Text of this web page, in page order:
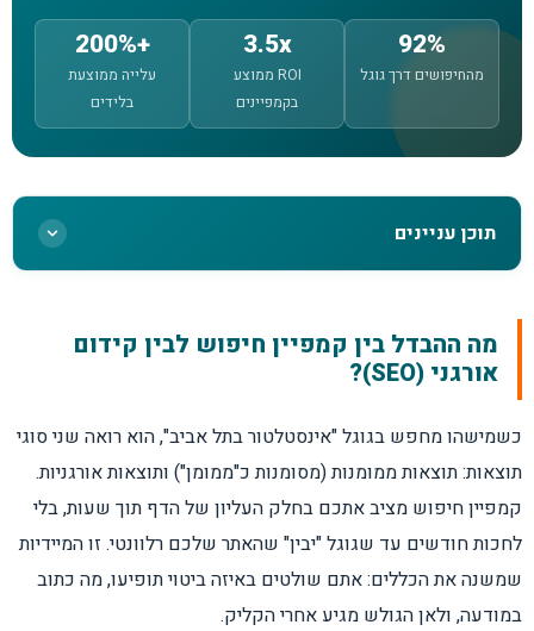
92%
מהחיפושים דרך גוגל
3.5x
ROI ממוצע
בקמפיינים
+200%
עלייה ממוצעת
בלידים
תוכן עניינים
מהו קמפיין חיפוש ולמי הוא מתאים?
השוואה: חיפוש מול סוגי קמפיינים אחרים
מה ההבדל בין קמפיין חיפוש לבין קידום
אורגני (SEO)?
כשמישהו מחפש בגוגל "אינסטלטור בתל אביב", הוא רואה שני סוגי
תוצאות: תוצאות ממומנות (מסומנות כ"ממומן") ותוצאות אורגניות.
קמפיין חיפוש מציב אתכם בחלק העליון של הדף תוך שעות, בלי
לחכות חודשים עד שגוגל "יבין" שהאתר שלכם רלוונטי. זו המיידיות
שמשנה את הכללים: אתם שולטים באיזה ביטוי תופיעו, מה כתוב
במודעה, ולאן הגולש מגיע אחרי הקליק.